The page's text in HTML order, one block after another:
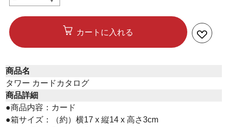
カートに入れる
商品名
タワー カードカタログ
商品詳細
●商品内容：カード
●箱サイズ：（約）横17 x 縦14 x 高さ3cm